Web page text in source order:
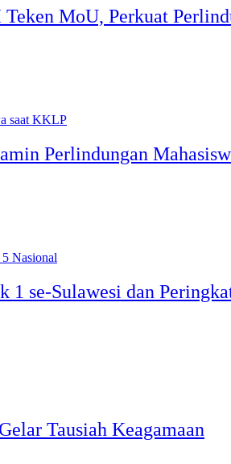
MoU, Perkuat
Perlindungan
1 se-Sulawesi dan
Tausiah Keagamaan